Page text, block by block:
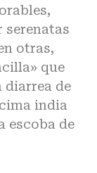
serenatas
otras,
que
diarrea de
india
escoba de